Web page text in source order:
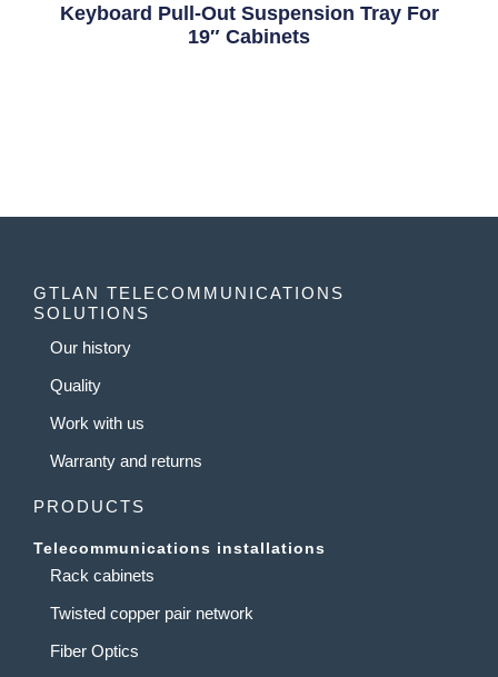
Keyboard Pull-Out Suspension Tray For
19″ Cabinets
GTLAN TELECOMMUNICATIONS
SOLUTIONS
Our history
Quality
Work with us
Warranty and returns
PRODUCTS
Telecommunications installations
Rack cabinets
Twisted copper pair network
Fiber Optics